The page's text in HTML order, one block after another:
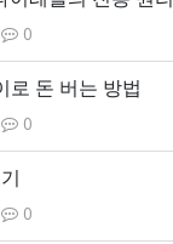
0
로 돈 버는 방법
0
0